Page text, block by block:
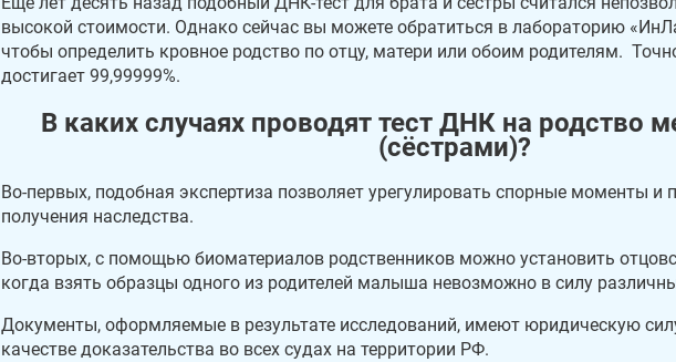
высокой стоимости. Однако сейчас вы можете обратиться в лабораторию
чтобы определить кровное родство по отцу, матери или обоим родителям.
достигает 99,99999%.
В каких случаях проводят тест ДНК на родство
(сёстрами)?
Во-первых, подобная экспертиза позволяет урегулировать спорные моменты и
получения наследства.
Во-вторых, с помощью биоматериалов родственников можно установить
когда взять образцы одного из родителей малыша невозможно в силу
Документы, оформляемые в результате исследований, имеют юридическую
качестве доказательства во всех судах на территории РФ.